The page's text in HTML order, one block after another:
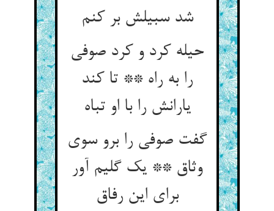
شد سبیلش بر کنم‏
حیله کرد و کرد صوفی
را به راه ** تا کند
یارانش را با او تباه‏
گفت صوفی را برو سوی
وثاق ** یک گلیم آور
برای این رفاق‏